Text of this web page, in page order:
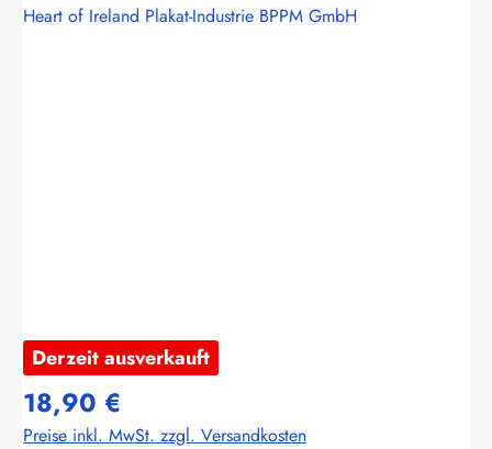
Heart of Ireland Plakat-Industrie BPPM GmbH
Derzeit ausverkauft
18,90 €
Preise inkl. MwSt. zzgl. Versandkosten